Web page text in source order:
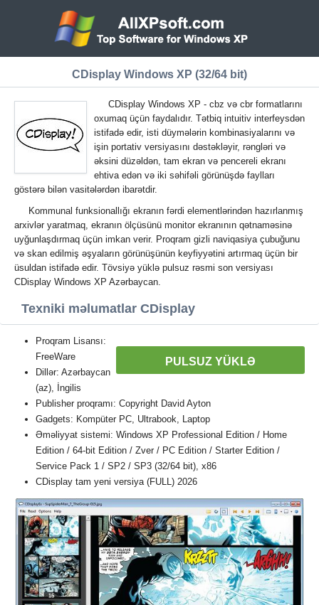
CDisplay Windows XP (32/64 bit)
CDisplay Windows XP - cbz və cbr formatlarını
oxumaq üçün faydalıdır. Tətbiq intuitiv interfeysdən
istifadə edir, isti düymələrin kombinasiyalarını və
işin portativ versiyasını dəstəkləyir, rəngləri və
əksini düzəldən, tam ekran və pencereli ekranı
ehtiva edən və iki səhifəli görünüşdə faylları
göstərə bilən vasitələrdən ibarətdir.
Kommunal funksionallığı ekranın fərdi elementlərindən hazırlanmış
arxivlər yaratmaq, ekranın ölçüsünü monitor ekranının qətnaməsinə
uyğunlaşdırmaq üçün imkan verir. Proqram gizli naviqasiya çubuğunu
və skan edilmiş əşyaların görünüşünün keyfiyyətini artırmaq üçün bir
üsuldan istifadə edir. Tövsiyə yüklə pulsuz rəsmi son versiyası
CDisplay Windows XP Azərbaycan.
Texniki məlumatlar CDisplay
PULSUZ YÜKLƏ
Proqram Lisansı:
FreeWare
Dillər: Azərbaycan
(az), İngilis
Publisher proqramı: Copyright David Ayton
Gadgets: Kompüter PC, Ultrabook, Laptop
Əməliyyat sistemi: Windows XP Professional Edition / Home
Edition / 64-bit Edition / Zver / PC Edition / Starter Edition /
Service Pack 1 / SP2 / SP3 (32/64 bit), x86
CDisplay tam yeni versiya (FULL) 2026